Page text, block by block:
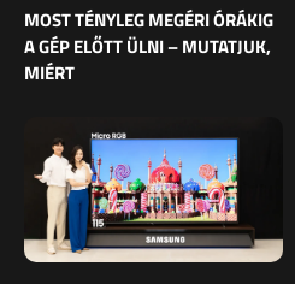
MOST TÉNYLEG MEGÉRI ÓRÁKIG
A GÉP ELŐTT ÜLNI – MUTATJUK,
MIÉRT